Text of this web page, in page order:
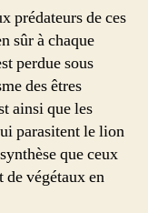
prédateurs de ces
sûr à chaque
perdue sous
des êtres
ainsi que les
parasitent le lion
que ceux
végétaux en